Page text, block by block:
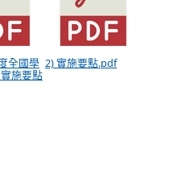
全國學
施要點
2) 實施要點.pdf